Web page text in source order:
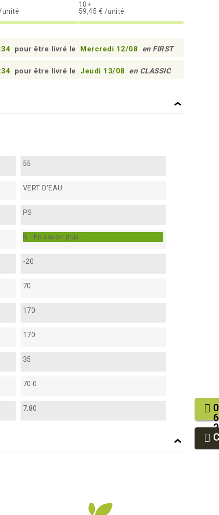
unité
10+
59,45 € /unité
pour être livré le Mercredi 12/08 en FIRST
pour être livré le Jeudi 13/08 en CLASSIC
55
VERT D'EAU
PS
B - En savoir plus...
-20
70
170
170
35
70.0
7.80